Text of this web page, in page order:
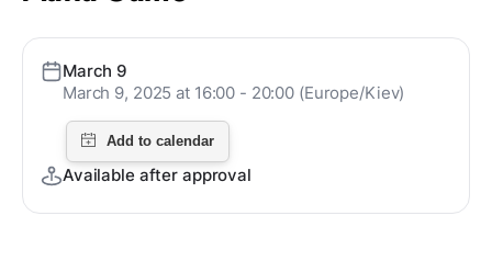
March 9
March 9, 2025 at 16:00 - 20:00 (Europe/Kiev)
Available after approval